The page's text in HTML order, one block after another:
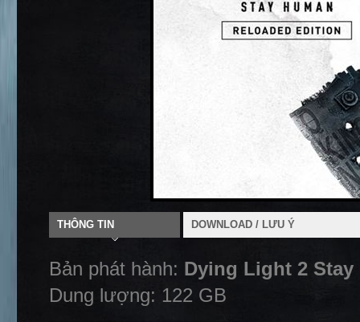
THÔNG TIN DOWNLOAD / LƯU Ý
Bản phát hành: Dying Light 2 Stay
Dung lượng: 122 GB